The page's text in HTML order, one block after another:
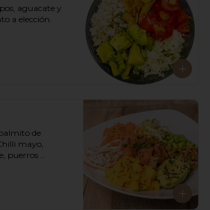
aguacate y
a elección.
de
mayo,
puerros
de sushi.
de Hoisin.